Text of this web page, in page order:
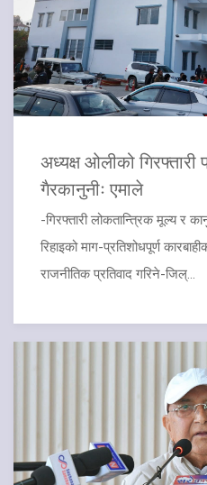
अध्यक्ष ओलीको गिरफ्तारी
गैरकानुनीः एमाले
-गिरफ्तारी लोकतान्त्रिक मूल्य र
रिहाइको माग-प्रतिशोधपूर्ण
राजनीतिक प्रतिवाद गरिने-जिल्...